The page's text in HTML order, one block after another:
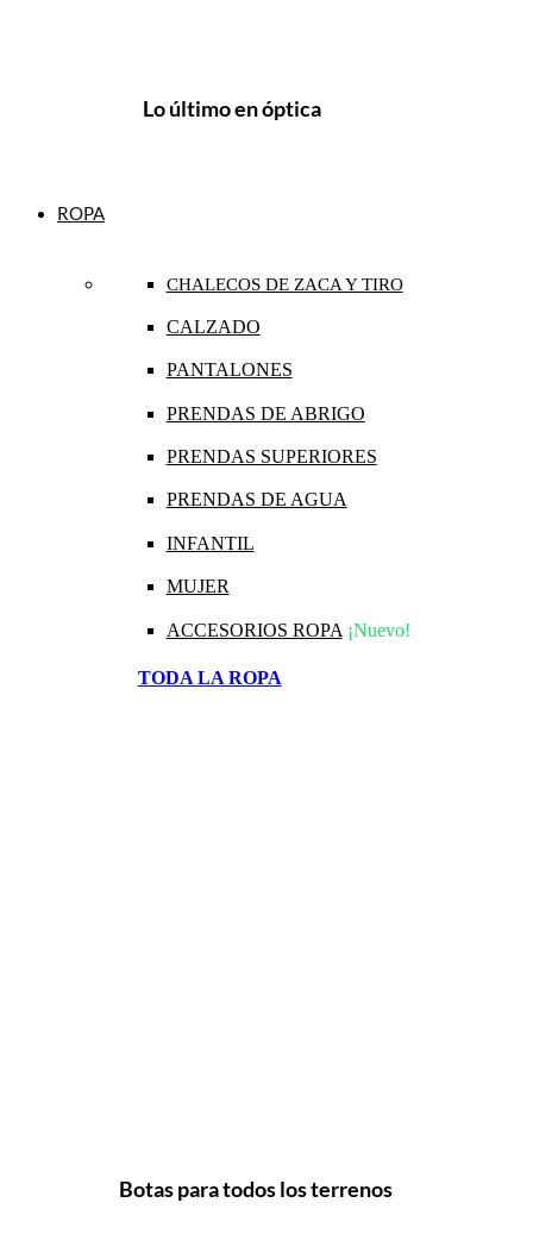
Lo último en óptica
ROPA
CHALECOS DE ZACA Y TIRO
CALZADO
PANTALONES
PRENDAS DE ABRIGO
PRENDAS SUPERIORES
PRENDAS DE AGUA
INFANTIL
MUJER
ACCESORIOS ROPA ¡Nuevo!
TODA LA ROPA
Botas para todos los terrenos